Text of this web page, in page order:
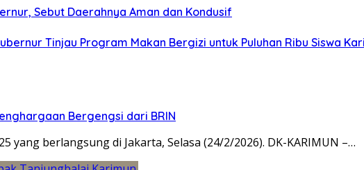
Sebut Daerahnya Aman dan Kondusif
Tinjau Program Makan Bergizi untuk Puluhan Ribu Siswa
Bergengsi dari BRIN
yang berlangsung di Jakarta, Selasa (24/2/2026). DK-KARIMUN –…